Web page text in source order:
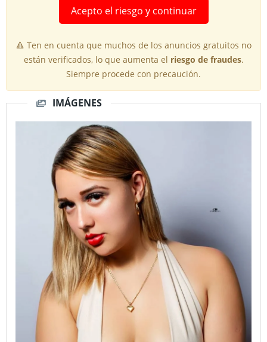
Acepto el riesgo y continuar
🔺 Ten en cuenta que muchos de los anuncios gratuitos no
están verificados, lo que aumenta el riesgo de fraudes.
Siempre procede con precaución.
IMÁGENES